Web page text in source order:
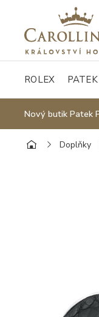
ROLEX
Nový butik Patek
Doplňky